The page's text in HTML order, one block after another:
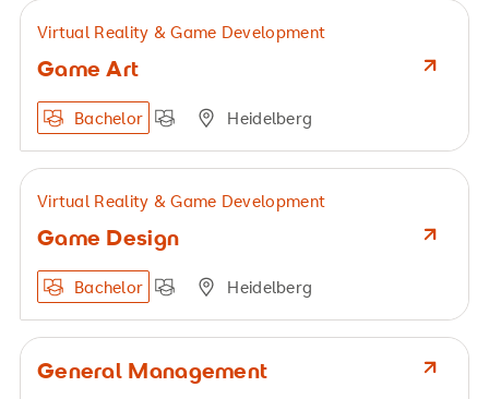
Virtual Reality & Game Development
Game Art
Bachelor Heidelberg
Virtual Reality & Game Development
Game Design
Bachelor Heidelberg
General Management